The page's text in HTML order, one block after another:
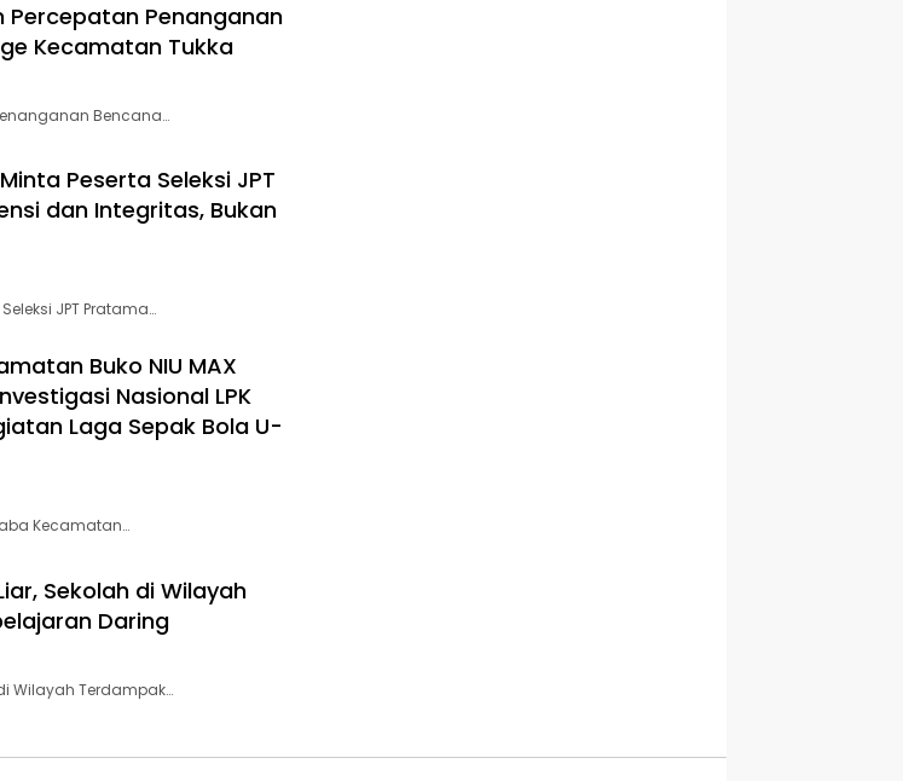
Percepatan Penanganan
Kecamatan Tukka
Bencana…
Peserta Seleksi JPT
dan Integritas, Bukan
JPT Pratama…
Buko NIU MAX
Nasional LPK
Laga Sepak Bola U-
Kecamatan…
Sekolah di Wilayah
Daring
Wilayah Terdampak…